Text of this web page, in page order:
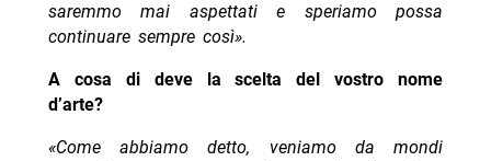
saremmo mai aspettati e speriamo possa
continuare sempre così».
A cosa di deve la scelta del vostro nome
d’arte?
«Come abbiamo detto, veniamo da mondi